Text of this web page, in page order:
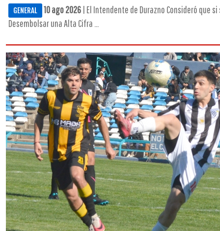
GENERAL 10 ago 2026 | El Intendente de Durazno Consideró que
Desembolsar una Alta Cifra ...